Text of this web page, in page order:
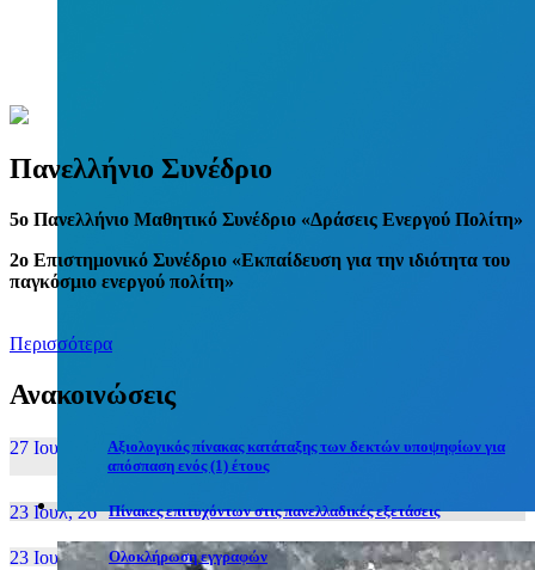
Πανελλήνιο Συνέδριο
5o Πανελλήνιο Μαθητικό Συνέδριο «Δράσεις Ενεργού Πολίτη»
2ο Επιστημονικό Συνέδριο «Εκπαίδευση για την ιδιότητα του
παγκόσμιο ενεργού πολίτη»
Περισσότερα
Ανακοινώσεις
27 Ιουν, 26
Αξιολογικός πίνακας κατάταξης των δεκτών υποψηφίων για
απόσπαση ενός (1) έτους
23 Ιουλ, 26 Πίνακες επιτυχόντων στις πανελλαδικές εξετάσεις
23 Ιουλ, 26 Ολοκλήρωση εγγραφών